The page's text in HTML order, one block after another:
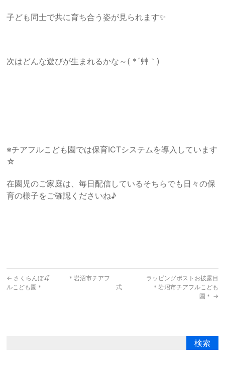
子ども同士で共に育ち合う姿が見られます✨
次はどんな遊びが生まれるかな～( *´艸｀)
※チアフルこども園では保育ICTシステムを導入しています
☆
在園児のご家庭は、毎日配信しているそちらでも日々の保
育の様子をご確認くださいね♪
← さくらんぼ🍒 ＊岩沼市チアフ
ルこども園＊
ラッピングポストお披露目
式 ＊岩沼市チアフルこども
園＊ →